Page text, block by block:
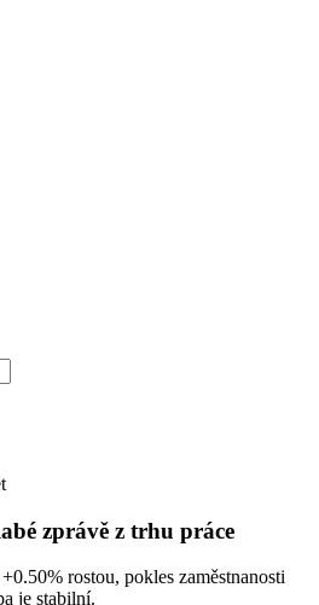
zprávě z trhu práce
+0.50% rostou, pokles zaměstnanosti
je stabilní.